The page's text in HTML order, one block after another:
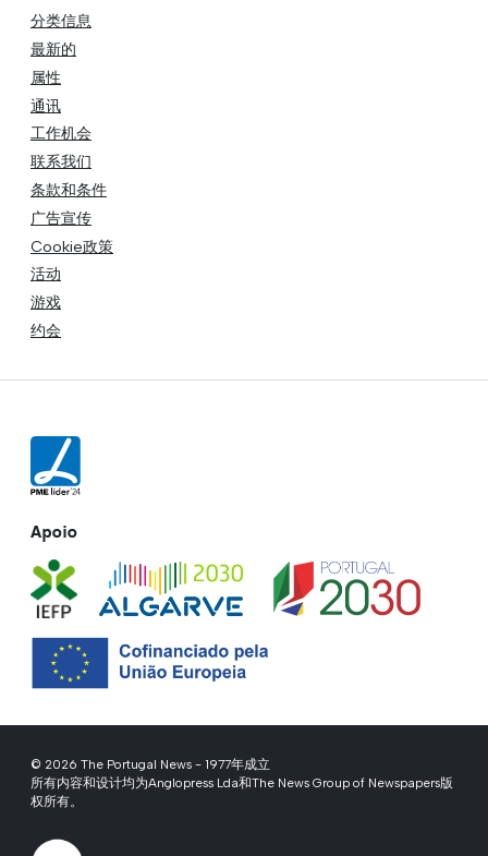
分类信息
最新的
属性
通讯
工作机会
联系我们
条款和条件
广告宣传
Cookie政策
活动
游戏
约会
Apoio
© 2026 The Portugal News - 1977年成立
所有内容和设计均为Anglopress Lda和The News Group of Newspapers版
权所有。